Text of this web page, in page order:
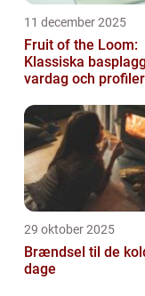
11 december 2025
Fruit of the Loom:
Klassiska
vardag och
29 oktober 2025
Brændsel til de
dage